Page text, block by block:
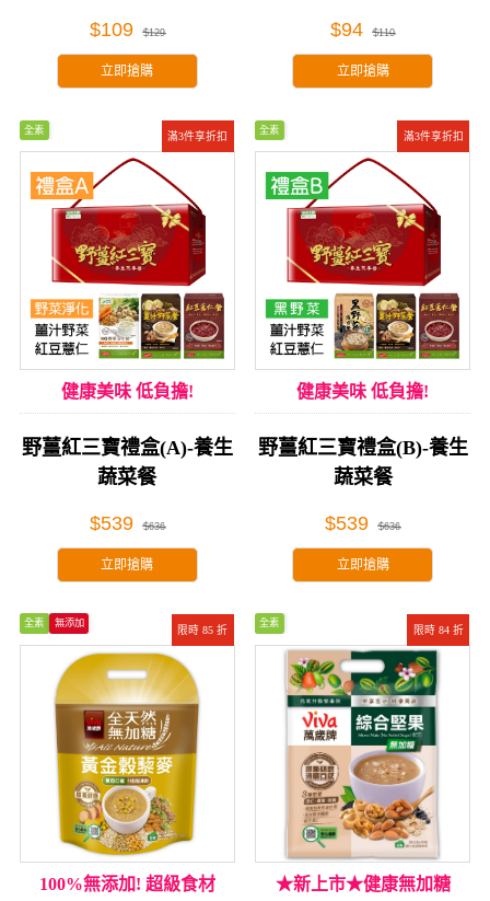
$109 $129
立即搶購
$94 $110
立即搶購
滿3件享折扣
全素
健康美味 低負擔!
野薑紅三寶禮盒(A)-養生
蔬菜餐
$539 $636
立即搶購
滿3件享折扣
全素
健康美味 低負擔!
野薑紅三寶禮盒(B)-養生
蔬菜餐
$539 $636
立即搶購
限時 85 折
全素 無添加
100%無添加! 超級食材
限時 84 折
全素
★新上市★健康無加糖